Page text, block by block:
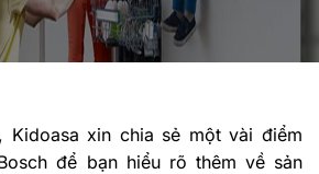
Kidoasa xin chia sẻ một vài điểm
để bạn hiểu rõ thêm về sản